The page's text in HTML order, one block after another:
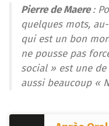
Pierre de Maere:
quelques mots,
qui est un bon
ne pousse pas
social » est une de
aussi beaucoup «